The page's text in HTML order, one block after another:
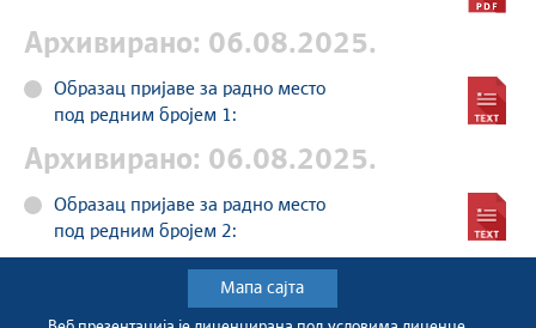
Архивирано: 06.08.2025.
Образац пријаве за радно место
под редним бројем 1:
Архивирано: 06.08.2025.
Образац пријаве за радно место
под редним бројем 2:
Мапа сајта